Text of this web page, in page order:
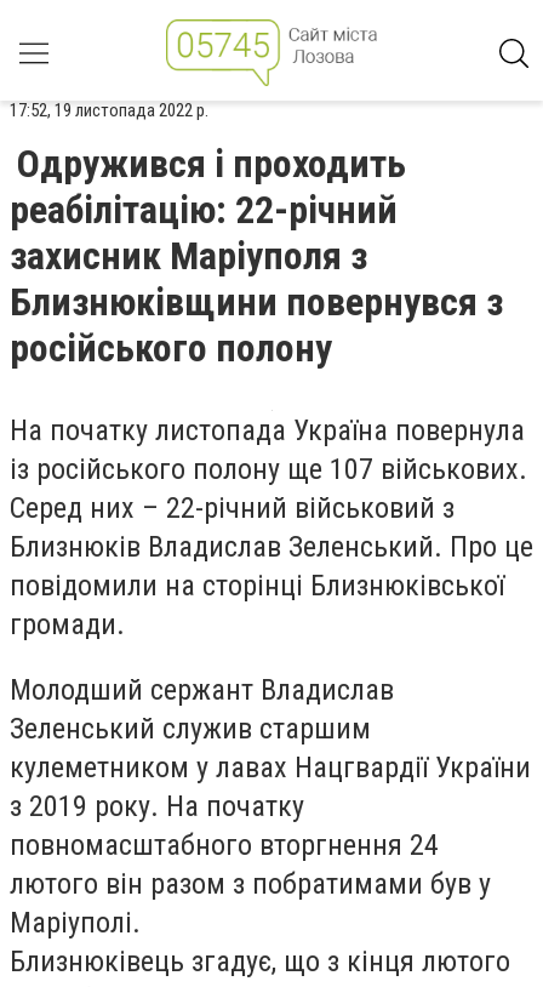
17:52, 19 листопада 2022 р.
Одружився і проходить
реабілітацію: 22-річний
захисник Маріуполя з
Близнюківщини повернувся з
російського полону
На початку листопада Україна повернула
із російського полону ще 107 військових.
Серед них – 22-річний військовий з
Близнюків Владислав Зеленський. Про це
повідомили на сторінці Близнюківської
громади.
Молодший сержант Владислав
Зеленський служив старшим
кулеметником у лавах Нацгвардії України
з 2019 року. На початку
повномасштабного вторгнення 24
лютого він разом з побратимами був у
Маріуполі.
Близнюківець згадує, що з кінця лютого